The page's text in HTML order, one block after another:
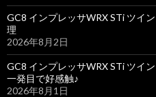
GC8 インプレッサWRX STi ツ
理
2026年8月2日
GC8 インプレッサWRX STi ツ
一発目で好感触♪
2026年8月1日